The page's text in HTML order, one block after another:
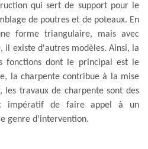
qui sert de support pour le
de poutres et de poteaux. En
forme triangulaire, mais avec
il existe d'autres modèles. Ainsi, la
fonctions dont le principal est le
la charpente contribue à la mise
les travaux de charpente sont des
impératif de faire appel à un
genre d'intervention.